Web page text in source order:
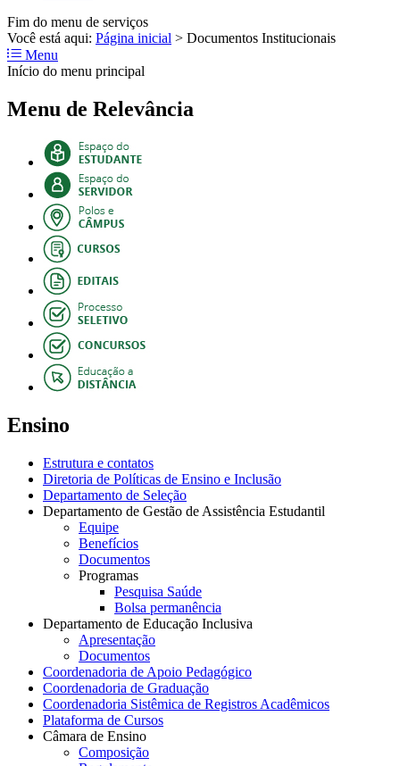
Fim do menu de serviços
Você está aqui: Página inicial > Documentos Institucionais
Menu
Início do menu principal
Menu de Relevância
Ensino
Estrutura e contatos
Diretoria de Políticas de Ensino e Inclusão
Departamento de Seleção
Departamento de Gestão de Assistência Estudantil
Equipe
Benefícios
Documentos
Programas
Pesquisa Saúde
Bolsa permanência
Departamento de Educação Inclusiva
Apresentação
Documentos
Coordenadoria de Apoio Pedagógico
Coordenadoria de Graduação
Coordenadoria Sistêmica de Registros Acadêmicos
Plataforma de Cursos
Câmara de Ensino
Composição